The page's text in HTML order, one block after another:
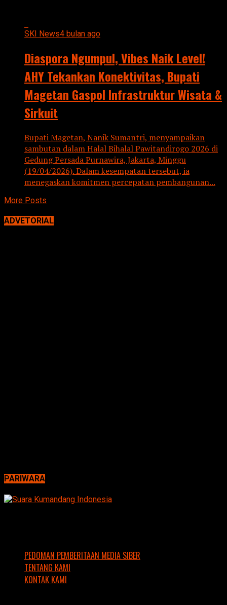
SKI News4 bulan ago
Diaspora Ngumpul, Vibes Naik Level!
AHY Tekankan Konektivitas, Bupati
Magetan Gaspol Infrastruktur Wisata &
Sirkuit
Bupati Magetan, Nanik Sumantri, menyampaikan
sambutan dalam Halal Bihalal Pawitandirogo 2026 di
Gedung Persada Purnawira, Jakarta, Minggu
(19/04/2026). Dalam kesempatan tersebut, ia
menegaskan komitmen percepatan pembangunan...
More Posts
ADVETORIAL
PARIWARA
PEDOMAN PEMBERITAAN MEDIA SIBER
TENTANG KAMI
KONTAK KAMI